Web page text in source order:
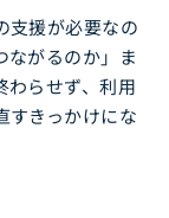
支援が必要なの
ながるのか」ま
わらせず、利用
すきっかけにな